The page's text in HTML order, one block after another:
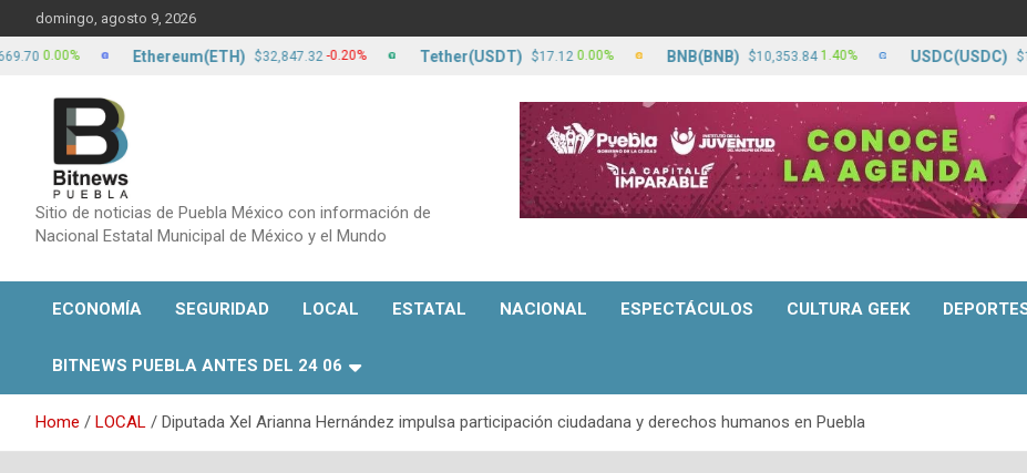
to
content
domingo, agosto 9, 2026
Sitio de noticias de Puebla México con información de
Nacional Estatal Municipal de México y el Mundo
ECONOMÍA SEGURIDAD LOCAL ESTATAL NACIONAL ESPECTÁCULOS CULTURA GEEK
BITNEWS PUEBLA ANTES DEL 24 06
Home LOCAL Diputada Xel Arianna Hernández impulsa participación ciudadana y derechos humanos en Puebla
Ethereum(ETH) $32,847.32 -0.20% Tether(USDT) $17.12 0.00% BNB(BNB) $10,353.84 1.40% USDC(USDC) $17.13